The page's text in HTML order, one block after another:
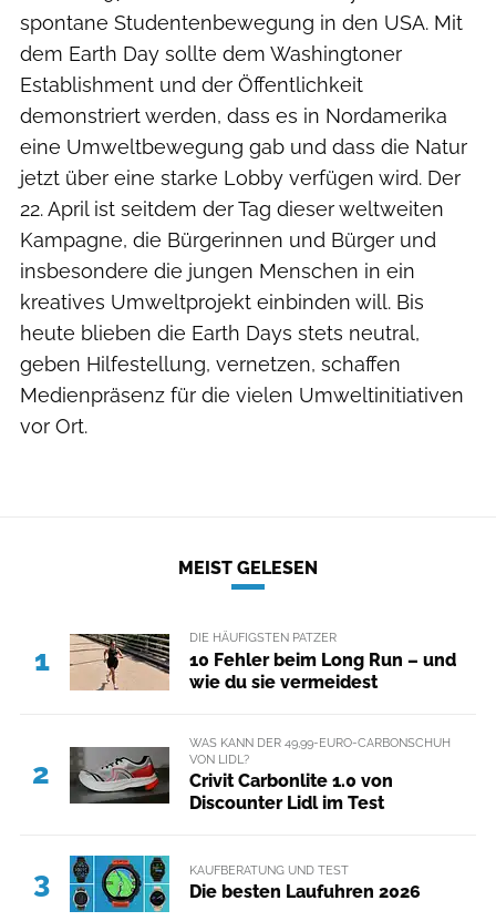
spontane Studentenbewegung in den USA. Mit
dem Earth Day sollte dem Washingtoner
Establishment und der Öffentlichkeit
demonstriert werden, dass es in Nordamerika
eine Umweltbewegung gab und dass die Natur
jetzt über eine starke Lobby verfügen wird. Der
22. April ist seitdem der Tag dieser weltweiten
Kampagne, die Bürgerinnen und Bürger und
insbesondere die jungen Menschen in ein
kreatives Umweltprojekt einbinden will. Bis
heute blieben die Earth Days stets neutral,
geben Hilfestellung, vernetzen, schaffen
Medienpräsenz für die vielen Umweltinitiativen
vor Ort.
MEIST GELESEN
1
DIE HÄUFIGSTEN PATZER
10 Fehler beim Long Run – und
wie du sie vermeidest
2
WAS KANN DER 49,99-EURO-CARBONSCHUH
VON LIDL?
Crivit Carbonlite 1.0 von
Discounter Lidl im Test
3 KAUFBERATUNG UND TEST
Die besten Laufuhren 2026